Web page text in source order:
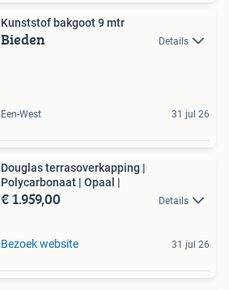
Kunststof bakgoot 9 mtr
Bieden Details
Een-West 31 jul 26
Douglas terrasoverkapping |
Polycarbonaat | Opaal |
€ 1.959,00 Details
Bezoek website 31 jul 26